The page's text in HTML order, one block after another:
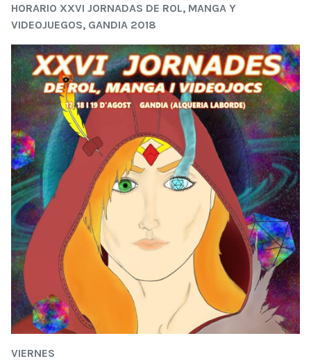
HORARIO XXVI JORNADAS DE ROL, MANGA Y
VIDEOJUEGOS, GANDIA 2018
VIERNES